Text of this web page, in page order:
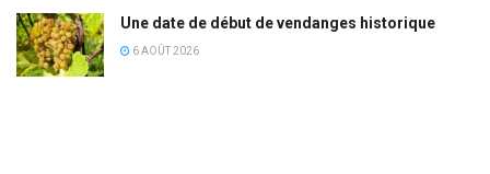
Une date de début de vendanges historique
6 AOÛT 2026